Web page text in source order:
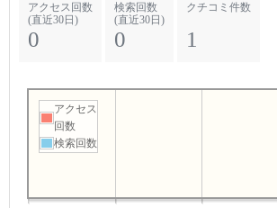
アクセス回数
(直近30日)
0
検索回数
(直近30日)
0
クチコミ件数
1
アクセス
回数
検索回数